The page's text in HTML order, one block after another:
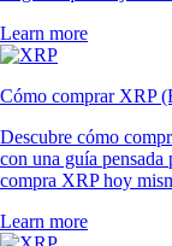
Learn more
Cómo comprar XRP
Descubre cómo
con una guía pensada
compra XRP hoy
Learn more